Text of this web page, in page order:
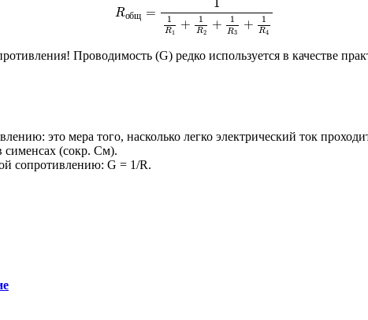
Rобщ = 1
R1
+ 1
R2
+ 1
R3
+ 1
R4
Проводимость (G) редко используется в качестве
это мера того, насколько легко электрический ток
сименсах (сокр. См).
сопротивлению: G = 1/R.